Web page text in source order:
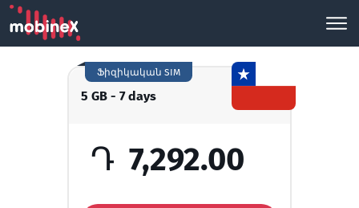
5 GB - 7 days
Ֆիզիկական SIM
Դ 7,292.00